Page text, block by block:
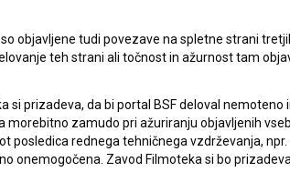
vključuje tudi strokovne vsebine,
javnosti. V okviru prireditve bosta potekala
Capitalism«, ki ga bo vodil
predavanje režiserja in profesorja Nikole
and Other Approaches«.
so objavljene tudi povezave na spletne strani
teh strani ali točnost in ažurnost tam
si prizadeva, da bi portal BSF deloval
morebitno zamudo pri ažuriranju objavljenih
posledica rednega tehničnega vzdrževanja,
onemogočena. Zavod Filmoteka si bo